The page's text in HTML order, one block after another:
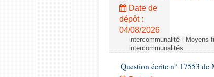
Date de
dépôt :
04/08/2026
intercommunalité - Moyens
intercommunalités
Question écrite n° 17553